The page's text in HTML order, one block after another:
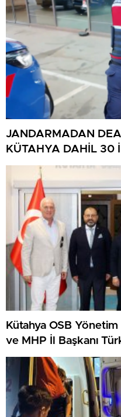
JANDARMADAN
KÜTAHYA DAHİL 30
Kütahya OSB Yönetim
ve MHP İl Başkanı